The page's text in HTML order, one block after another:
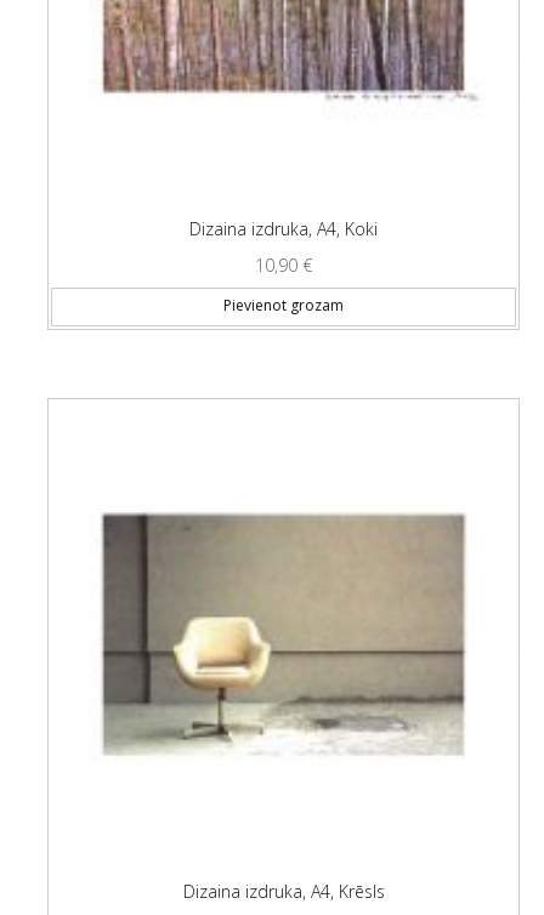
Dizaina izdruka, A4, Koki
10,90 €
Pievienot grozam
Dizaina izdruka, A4, Krēsls